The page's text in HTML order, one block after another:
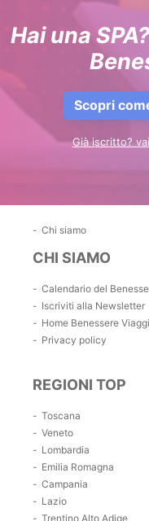
Hai una
Scopri
Già iscritto?
Chi siamo
CHI SIAMO
Calendario del
Iscriviti alla Newsletter
Home Benessere Viaggi
Privacy policy
REGIONI TOP
Toscana
Veneto
Lombardia
Emilia Romagna
Campania
Lazio
Trentino Alto Adige